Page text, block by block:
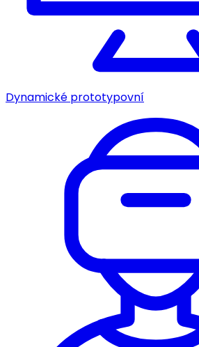
Dynamické prototypovní